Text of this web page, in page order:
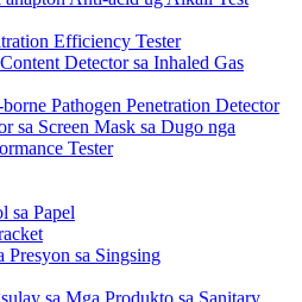
Efficiency Tester
Detector sa Inhaled Gas
Pathogen Penetration Detector
sa Screen Mask sa Dugo nga
Tester
sa Papel
Presyon sa Singsing
sa Mga Produkto sa Sanitary